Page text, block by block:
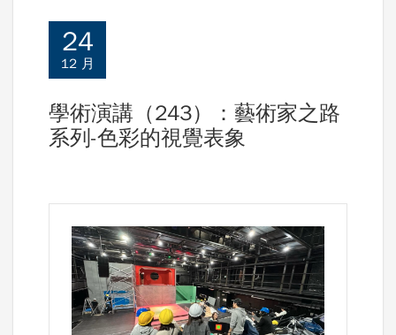
24
12 月
學術演講（243）：藝術家之路
系列-色彩的視覺表象